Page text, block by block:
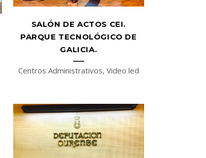
SALÓN DE ACTOS CEI.
PARQUE TECNOLÓGICO DE
GALICIA.
Centros Administrativos, Video led